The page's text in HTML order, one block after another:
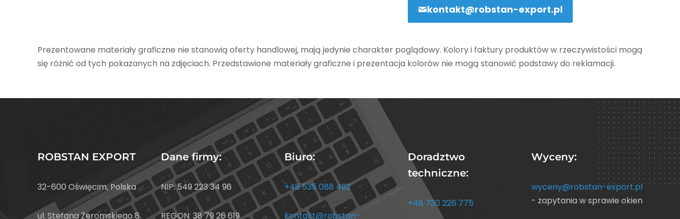
kontakt@robstan-export.pl
Prezentowane materiały graficzne nie stanowią oferty handlowej, mają jedynie charakter poglądowy. Kolory i faktury produktów w rzeczywistości mogą
się różnić od tych pokazanych na zdjęciach. Przedstawione materiały graficzne i prezentacja kolorów nie mogą stanowić podstawy do reklamacji.
ROBSTAN EXPORT
32-600 Oświęcim, Polska
ul. Stefana Żeromskiego 8
Dane firmy:
NIP: 549 223 34 96
REGON: 38 79 26 619
Biuro:
+48 535 088 492
kontakt@robstan-
Doradztwo
techniczne:
+48 730 226 775
Wyceny:
wyceny@robstan-export.pl
- zapytania w sprawie okien